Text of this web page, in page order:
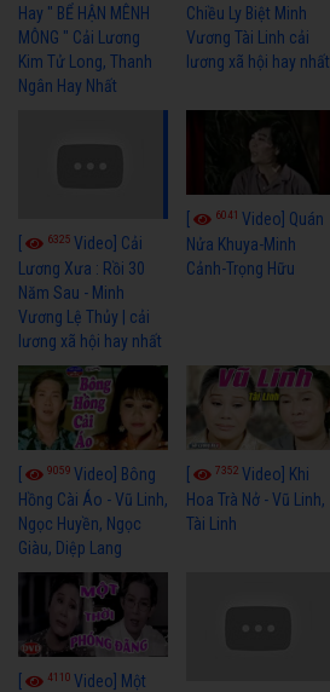
Hay " BỂ HẬN MÊNH
MÔNG " Cải Lương
Kim Tử Long, Thanh
Ngân Hay Nhất
Chiều Ly Biệt Minh
Vương Tài Linh cải
lương xã hội hay nhất
6325 Video] Cải
Lương Xưa : Rồi 30
Năm Sau - Minh
Vương Lệ Thủy | cải
lương xã hội hay nhất
6041Video] Quán
Nửa Khuya-Minh
Cảnh-Trọng Hữu
9059 Video] Bông
Hồng Cài Áo - Vũ Linh,
Ngọc Huyền, Ngọc
Giàu, Diệp Lang
7352Video] Khi
Hoa Trà Nở - Vũ Linh,
Tài Linh
4110 Video] Một